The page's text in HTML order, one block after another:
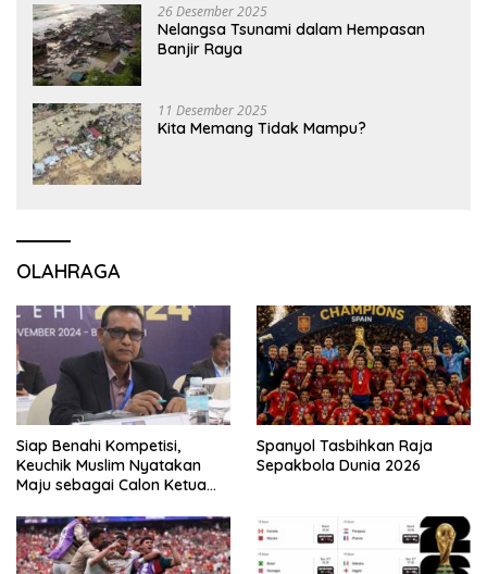
26 Desember 2025
Nelangsa Tsunami dalam Hempasan
Banjir Raya
11 Desember 2025
Kita Memang Tidak Mampu?
OLAHRAGA
Siap Benahi Kompetisi,
Keuchik Muslim Nyatakan
Maju sebagai Calon Ketua
Spanyol Tasbihkan Raja
Sepakbola Dunia 2026